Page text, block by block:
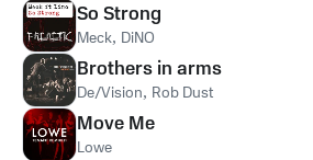
So Strong
Meck, DiNO
Brothers in arms
De/Vision, Rob Dust
Move Me
Lowe